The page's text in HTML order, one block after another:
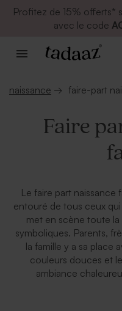
Profitez de 15% offerts*
avec le code
naissance → faire-part
Faire
Le faire part naissance
entouré de tous ceux qui
met en scène toute la
symboliques. Parents,
la famille y a sa place
couleurs douces et
ambiance